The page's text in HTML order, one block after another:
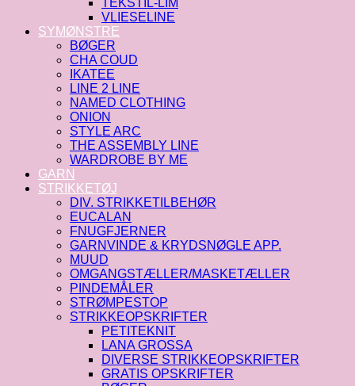
TEKSTIL-LIM
VLIESELINE
SYMØNSTRE
BØGER
CHA COUD
IKATEE
LINE 2 LINE
NAMED CLOTHING
ONION
STYLE ARC
THE ASSEMBLY LINE
WARDROBE BY ME
GARN
STRIKKETØJ
DIV. STRIKKETILBEHØR
EUCALAN
FNUGFJERNER
GARNVINDE & KRYDSNØGLE APP.
MUUD
OMGANGSTÆLLER/MASKETÆLLER
PINDEMÅLER
STRØMPESTOP
STRIKKEOPSKRIFTER
PETITEKNIT
LANA GROSSA
DIVERSE STRIKKEOPSKRIFTER
GRATIS OPSKRIFTER